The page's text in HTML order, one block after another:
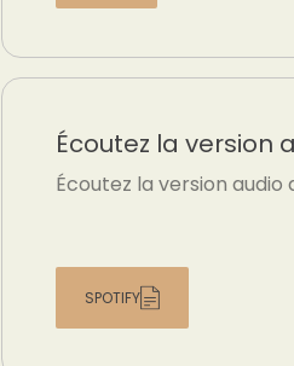
Écoutez la version
Écoutez la version
SPOTIFY